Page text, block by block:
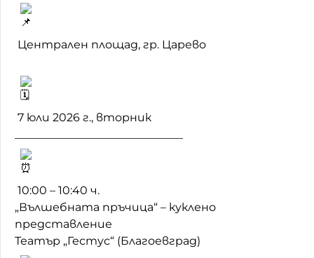
Централен площад, гр. Царево
7 юли 2026 г., вторник
10:00 – 10:40 ч.
„Вълшебната пръчица“ – куклено
представление
Театър „Гестус“ (Благоевград)